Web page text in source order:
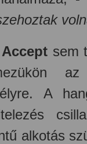
Accept sem
A
alkotás